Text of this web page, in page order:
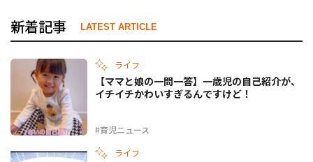
新着記事 LATEST ARTICLE
ライフ
#育児ニュース
【ママと娘の一問一答】一歳児の自己紹介が、
イチイチかわいすぎるんですけど！
ライフ